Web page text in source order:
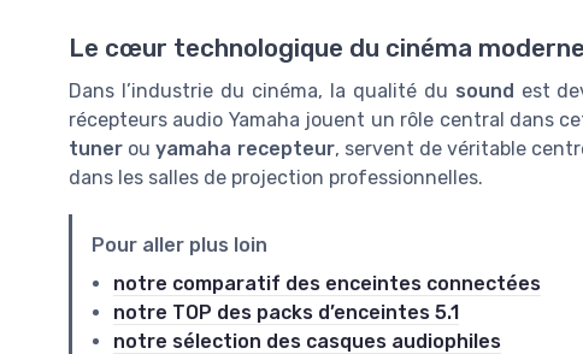
Le cœur technologique du cinéma moderne
Dans l’industrie du cinéma, la qualité du sound est
récepteurs audio Yamaha jouent un rôle central dans
tuner ouyamaha recepteur, servent de véritable
dans les salles de projection professionnelles.
Pour aller plus loin
notre comparatif des enceintes connectées
notre TOP des packs d’enceintes 5.1
notre sélection des casques audiophiles